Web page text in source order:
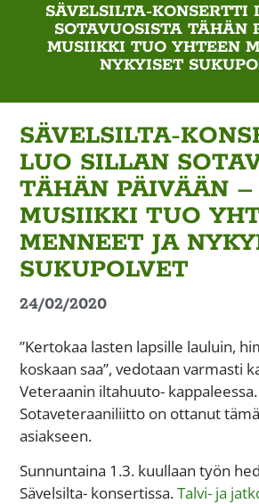
SÄVELSILTA-KONSERTTI
SOTAVUOSISTA TÄHÄN
MUSIIKKI TUO YHTEEN
NYKYISET
SÄVELSILTA-
LUO SILLAN
TÄHÄN PÄIVÄÄN –
MUSIIKKI TUO
MENNEET JA
SUKUPOLVET
24/02/2020
”Kertokaa lasten lapsille lauluin,
koskaan saa”, vedotaan varmasti
Veteraanin iltahuuto- kappaleessa.
Sotaveteraaniliitto on ottanut
asiakseen.
Sunnuntaina 1.3. kuullaan työn
Sävelsilta- konsertissa.Talvi- ja